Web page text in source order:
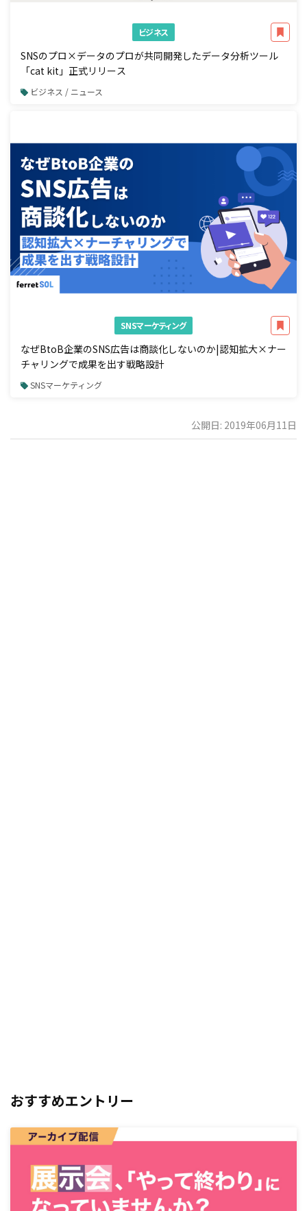
ビジネス
SNSのプロ×データのプロが共同開発したデータ分析ツール
「cat kit」正式リリース
ビジネス / ニュース
SNSマーケティング
なぜBtoB企業のSNS広告は商談化しないのか|認知拡大×ナー
チャリングで成果を出す戦略設計
SNSマーケティング
公開日: 2019年06月11日
おすすめエントリー